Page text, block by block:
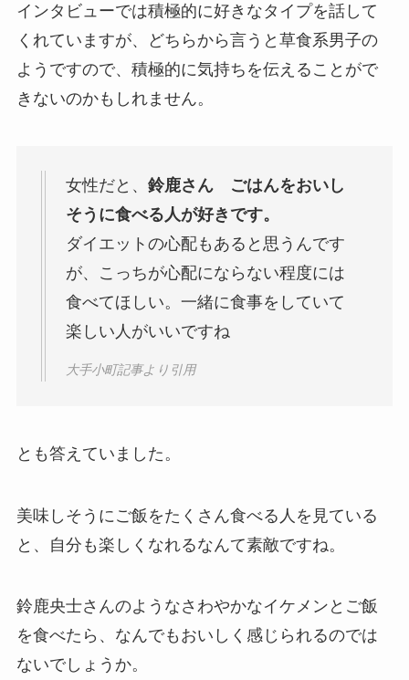
インタビューでは積極的に好きなタイプを話して
くれていますが、どちらから言うと草食系男子の
ようですので、積極的に気持ちを伝えることがで
きないのかもしれません。
女性だと、 鈴鹿さん ごはんをおいし
そうに食べる人が好きです。
ダイエットの心配もあると思うんです
が、こっちが心配にならない程度には
食べてほしい。一緒に食事をしていて
楽しい人がいいですね
大手小町記事より引用
とも答えていました。
美味しそうにご飯をたくさん食べる人を見ている
と、自分も楽しくなれるなんて素敵ですね。
鈴鹿央士さんのようなさわやかなイケメンとご飯
を食べたら、なんでもおいしく感じられるのでは
ないでしょうか。